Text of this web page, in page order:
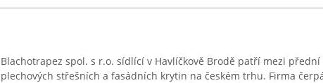
Blachotrapez spol. s r.o. sídlící v Havlíčkově Brodě patří mezi přední
plechových střešních a fasádních krytin na českém trhu. Firma